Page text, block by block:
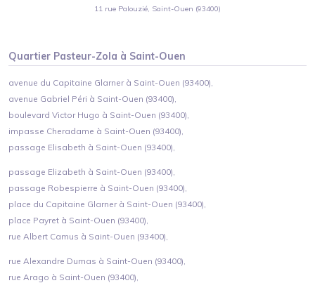
11 rue Palouzié, Saint-Ouen (93400)
Quartier Pasteur-Zola à Saint-Ouen
avenue du Capitaine Glarner à Saint-Ouen (93400),
avenue Gabriel Péri à Saint-Ouen (93400),
boulevard Victor Hugo à Saint-Ouen (93400),
impasse Cheradame à Saint-Ouen (93400),
passage Elisabeth à Saint-Ouen (93400),
passage Elizabeth à Saint-Ouen (93400),
passage Robespierre à Saint-Ouen (93400),
place du Capitaine Glarner à Saint-Ouen (93400),
place Payret à Saint-Ouen (93400),
rue Albert Camus à Saint-Ouen (93400),
rue Alexandre Dumas à Saint-Ouen (93400),
rue Arago à Saint-Ouen (93400),